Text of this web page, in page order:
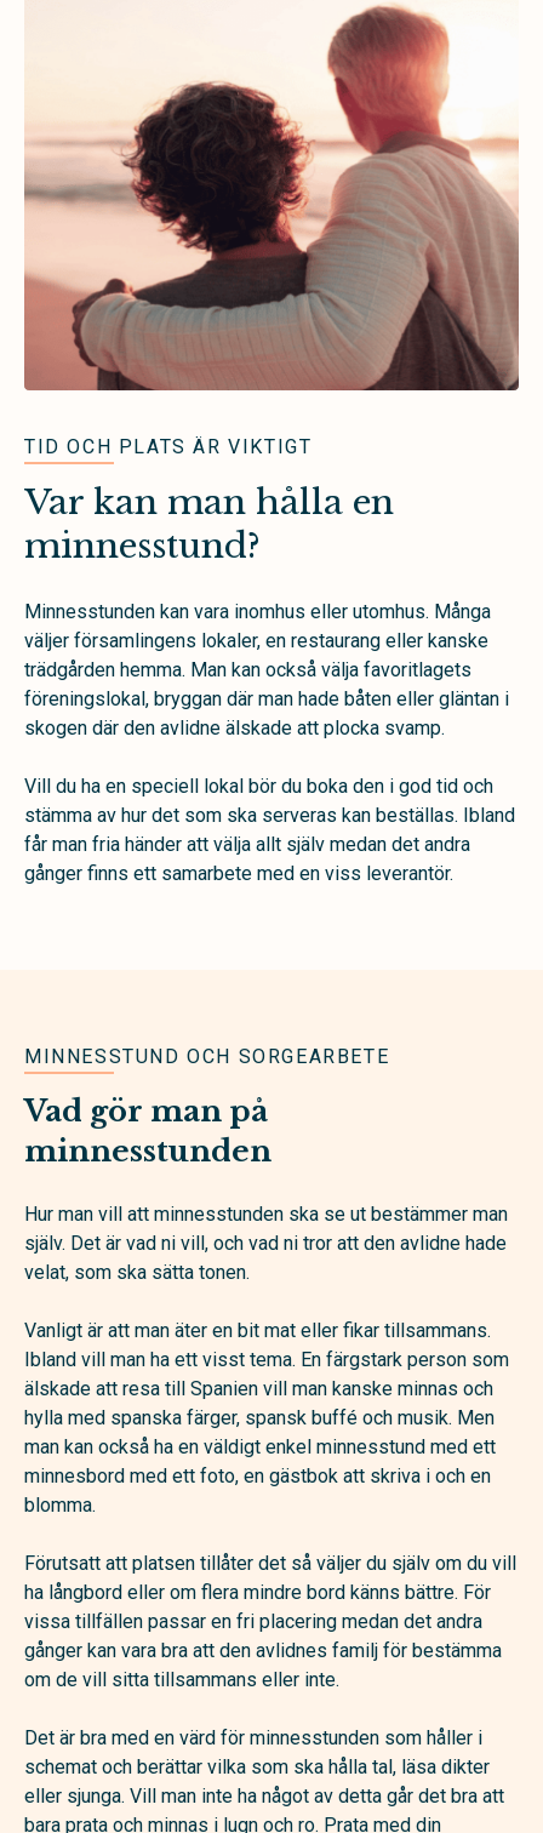
TID OCH PLATS ÄR VIKTIGT
Var kan man hålla en
minnesstund?
Minnesstunden kan vara inomhus eller utomhus. Många
väljer församlingens lokaler, en restaurang eller kanske
trädgården hemma. Man kan också välja favoritlagets
föreningslokal, bryggan där man hade båten eller gläntan i
skogen där den avlidne älskade att plocka svamp.
Vill du ha en speciell lokal bör du boka den i god tid och
stämma av hur det som ska serveras kan beställas. Ibland
får man fria händer att välja allt själv medan det andra
gånger finns ett samarbete med en viss leverantör.
MINNESSTUND OCH SORGEARBETE
Vad gör man på
minnesstunden
Hur man vill att minnesstunden ska se ut bestämmer man
själv. Det är vad ni vill, och vad ni tror att den avlidne hade
velat, som ska sätta tonen.
Vanligt är att man äter en bit mat eller fikar tillsammans.
Ibland vill man ha ett visst tema. En färgstark person som
älskade att resa till Spanien vill man kanske minnas och
hylla med spanska färger, spansk buffé och musik. Men
man kan också ha en väldigt enkel minnesstund med ett
minnesbord med ett foto, en gästbok att skriva i och en
blomma.
Förutsatt att platsen tillåter det så väljer du själv om du vill
ha långbord eller om flera mindre bord känns bättre. För
vissa tillfällen passar en fri placering medan det andra
gånger kan vara bra att den avlidnes familj för bestämma
om de vill sitta tillsammans eller inte.
Det är bra med en värd för minnesstunden som håller i
schemat och berättar vilka som ska hålla tal, läsa dikter
eller sjunga. Vill man inte ha något av detta går det bra att
bara prata och minnas i lugn och ro. Prata med din